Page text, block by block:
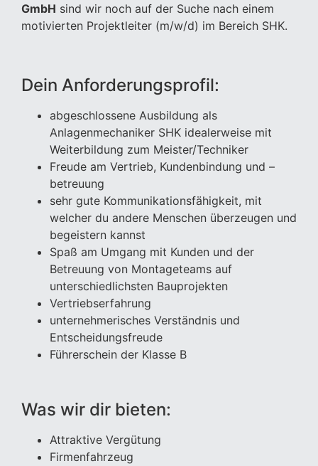
GmbH sind wir noch auf der Suche nach einem
motivierten Projektleiter (m/w/d) im Bereich SHK.
Dein Anforderungsprofil:
abgeschlossene Ausbildung als
Anlagenmechaniker SHK idealerweise mit
Weiterbildung zum Meister/Techniker
Freude am Vertrieb, Kundenbindung und –
betreuung
sehr gute Kommunikationsfähigkeit, mit
welcher du andere Menschen überzeugen und
begeistern kannst
Spaß am Umgang mit Kunden und der
Betreuung von Montageteams auf
unterschiedlichsten Bauprojekten
Vertriebserfahrung
unternehmerisches Verständnis und
Entscheidungsfreude
Führerschein der Klasse B
Was wir dir bieten:
Attraktive Vergütung
Firmenfahrzeug